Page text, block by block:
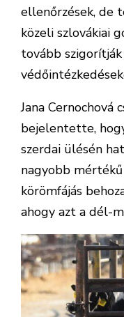
ellenőrzések, de
közeli szlovákiai
tovább
Jana Cernochová
bejelentette,
szerdai ülésén
nagyobb mértékű
körömfájás
ahogy azt a dél-